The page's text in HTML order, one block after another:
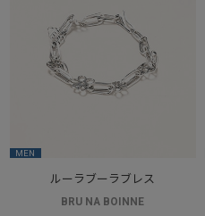
MEN
ルーラブーラブレス
BRU NA BOINNE